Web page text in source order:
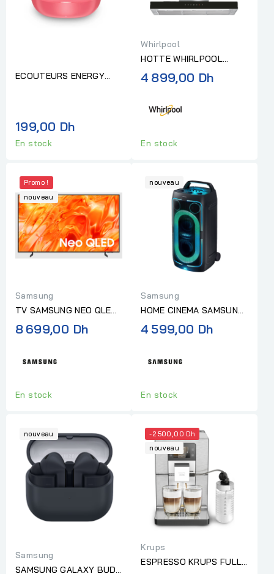
ECOUTEURS ENERGY
199,00 Dh
En stock
Whirlpool
HOTTE WHIRLPOOL
DECORATIVE 90 CM 6
EME SENS INOX
4 899,00 Dh
En stock
Promo !
nouveau
Samsung
TV SAMSUNG NEO QLED
55P SMART 4K
8 699,00 Dh
En stock
nouveau
Samsung
HOME CINEMA SAMSUNG
SOUND TOWER T50
4 599,00 Dh
En stock
nouveau
Samsung
SAMSUNG GALAXY BUDS
-2 500,00 Dh
nouveau
Krups
ESPRESSO KRUPS FULL